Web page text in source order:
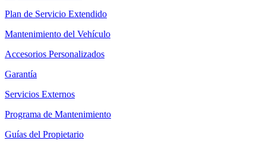
Plan de Servicio Extendido
Mantenimiento del Vehículo
Accesorios Personalizados
Garantía
Servicios Externos
Programa de Mantenimiento
Guías del Propietario